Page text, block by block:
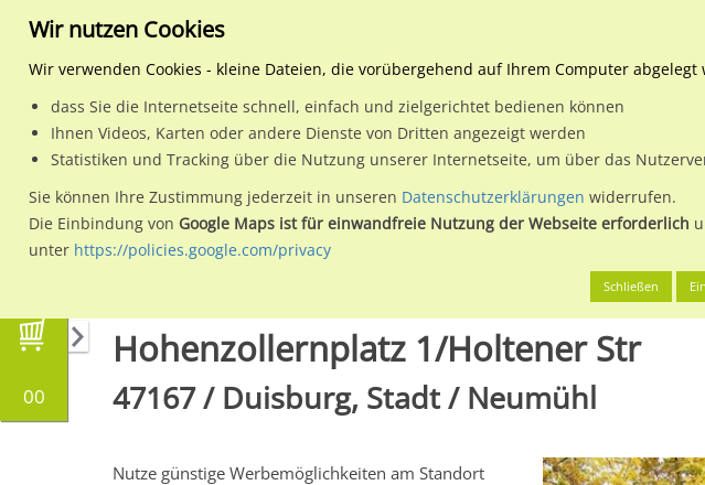
Planen & Buchen
Wähle den Werbestandort:
00
Duisburg, Stadt
Hohenzollernplatz 1/Holtener Str
47167 / Duisburg, Stadt / Neumühl
Nutze günstige Werbemöglichkeiten am Standort
Wir nutzen Cookies
Wir verwenden Cookies - kleine Dateien, die vorübergehend auf Ihrem Computer abgelegt
dass Sie die Internetseite schnell, einfach und zielgerichtet bedienen können
Ihnen Videos, Karten oder andere Dienste von Dritten angezeigt werden
Statistiken und Tracking über die Nutzung unserer Internetseite, um über das
Sie können Ihre Zustimmung jederzeit in unseren Datenschutzerklärungen widerrufen.
Die Einbindung von Google Maps ist für einwandfreie Nutzung der Webseite erforderlich
unter https://policies.google.com/privacy
Schließen